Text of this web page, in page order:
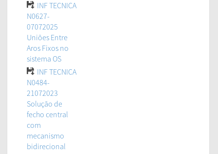
INF TECNICA
N0627-
07072025
Uniões Entre
Aros Fixos no
sistema OS
INF TECNICA
N0484-
21072023
Solução de
fecho central
com
mecanismo
bidirecional